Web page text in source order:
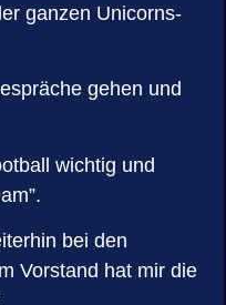
ganzen Unicorns-
gehen und
wichtig und
bei den
Vorstand hat mir die